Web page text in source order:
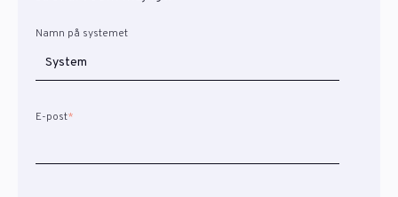
Namn på systemet
E-post*